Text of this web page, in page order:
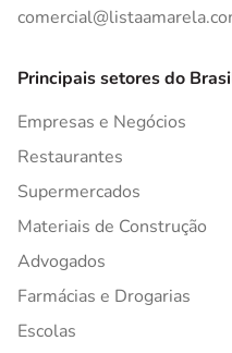
Principais setores do
Empresas e Negócios
Restaurantes
Supermercados
Materiais de Construção
Advogados
Farmácias e Drogarias
Escolas